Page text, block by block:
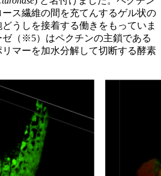
ス繊維の間を充てんするゲル状の
うしを接着する働きをもっていま
（※5）はペクチンの主鎖である
マーを加水分解して切断する酵素